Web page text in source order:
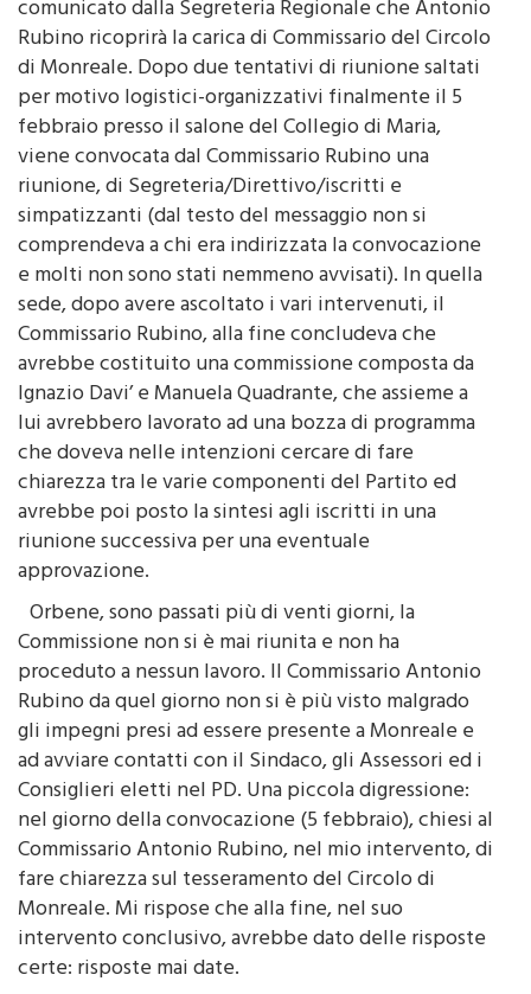
Nel mese di Gennaio 2017 (giorno 21) viene
comunicato dalla Segreteria Regionale che Antonio
Rubino ricoprirà la carica di Commissario del Circolo
di Monreale. Dopo due tentativi di riunione saltati
per motivo logistici-organizzativi finalmente il 5
febbraio presso il salone del Collegio di Maria,
viene convocata dal Commissario Rubino una
riunione, di Segreteria/Direttivo/iscritti e
simpatizzanti (dal testo del messaggio non si
comprendeva a chi era indirizzata la convocazione
e molti non sono stati nemmeno avvisati). In quella
sede, dopo avere ascoltato i vari intervenuti, il
Commissario Rubino, alla fine concludeva che
avrebbe costituito una commissione composta da
Ignazio Davi’ e Manuela Quadrante, che assieme a
lui avrebbero lavorato ad una bozza di programma
che doveva nelle intenzioni cercare di fare
chiarezza tra le varie componenti del Partito ed
avrebbe poi posto la sintesi agli iscritti in una
riunione successiva per una eventuale
approvazione.
Orbene, sono passati più di venti giorni, la
Commissione non si è mai riunita e non ha
proceduto a nessun lavoro. Il Commissario Antonio
Rubino da quel giorno non si è più visto malgrado
gli impegni presi ad essere presente a Monreale e
ad avviare contatti con il Sindaco, gli Assessori ed i
Consiglieri eletti nel PD. Una piccola digressione:
nel giorno della convocazione (5 febbraio), chiesi al
Commissario Antonio Rubino, nel mio intervento, di
fare chiarezza sul tesseramento del Circolo di
Monreale. Mi rispose che alla fine, nel suo
intervento conclusivo, avrebbe dato delle risposte